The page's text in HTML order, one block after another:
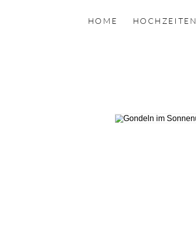
HOME HOCHZEITEN